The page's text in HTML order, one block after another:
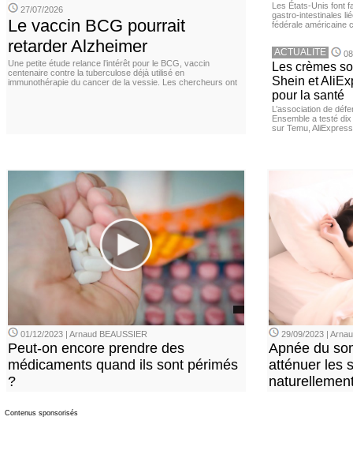
27/07/2026
Le vaccin BCG pourrait
retarder Alzheimer
Une petite étude relance l’intérêt pour le BCG, vaccin
centenaire contre la tuberculose déjà utilisé en
immunothérapie du cancer de la vessie. Les chercheurs ont
Les États-Unis font
gastro-intestinales
fédérale américaine
ACTUALITE
Les crèmes
Shein et
pour la santé
L’association de
Ensemble a testé
sur Temu,
01/12/2023 | Arnaud BEAUSSIER
Peut-on encore prendre des
médicaments quand ils sont périmés
?
29/09/2023 |
Apnée du
atténuer les
Contenus sponsorisés